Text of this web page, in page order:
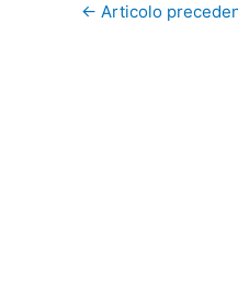
← Articolo